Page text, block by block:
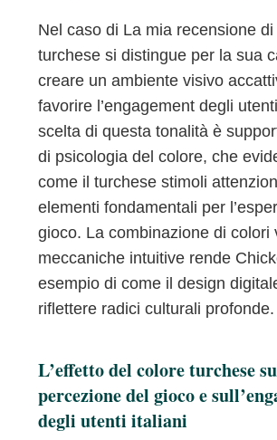
Nel caso di La mia recensione di
turchese si distingue per la sua
creare un ambiente visivo
favorire l’engagement degli
scelta di questa tonalità è
di psicologia del colore, che
come il turchese stimoli
elementi fondamentali per
gioco. La combinazione di colori
meccaniche intuitive rende
esempio di come il design
riflettere radici culturali profonde.
L’effetto del colore turchese
percezione del gioco e
degli utenti italiani